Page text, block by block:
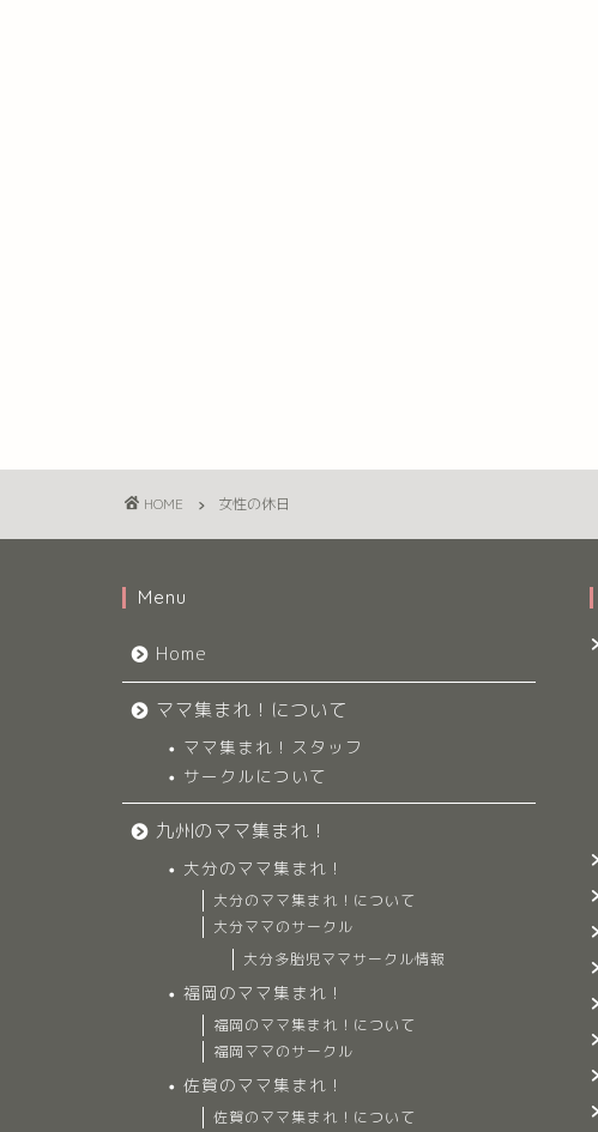
HOME 女性の休日
Menu
Home
ママ集まれ！について
ママ集まれ！スタッフ
サークルについて
九州のママ集まれ！
大分のママ集まれ！
大分のママ集まれ！について
大分ママのサークル
大分多胎児ママサークル情報
福岡のママ集まれ！
福岡のママ集まれ！について
福岡ママのサークル
佐賀のママ集まれ！
佐賀のママ集まれ！について